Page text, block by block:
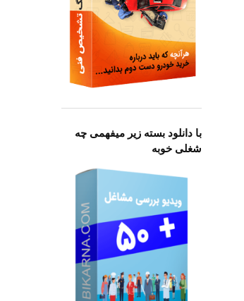
با دانلود بسته زیر میفهمی چه
شغلی خوبه